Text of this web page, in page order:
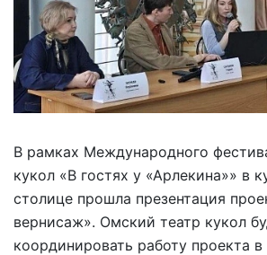
В рамках Международного
кукол «В гостях у «Арлекина»» в
столице прошла презентация
вернисаж». Омский театр кукол
координировать работу проекта